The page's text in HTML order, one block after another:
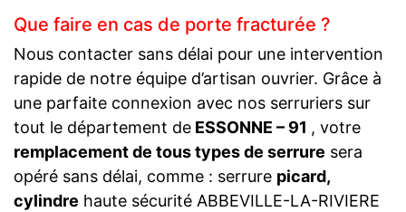
Que faire en cas de porte fracturée ?
Nous contacter sans délai pour une intervention
rapide de notre équipe d’artisan ouvrier. Grâce à
une parfaite connexion avec nos serruriers sur
tout le département de ESSONNE – 91 , votre
remplacement de tous types de serrure sera
opéré sans délai, comme : serrure picard,
cylindre haute sécurité ABBEVILLE-LA-RIVIERE